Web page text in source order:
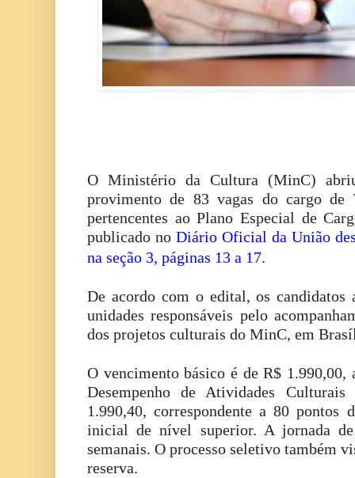
O Ministério da Cultura (MinC)
provimento de 83 vagas do cargo de
pertencentes ao Plano Especial de
publicado no Diário Oficial da União
na seção 3, páginas 13 a 17.
De acordo com o edital, os candidatos
unidades responsáveis pelo
dos projetos culturais do MinC, em
O vencimento básico é de R$ 1.990,00,
Desempenho de Atividades
1.990,40, correspondente a 80 pontos
inicial de nível superior. A jornada
semanais. O processo seletivo também
reserva.